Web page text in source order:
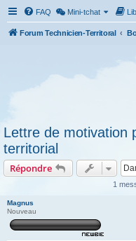
FAQ Mini-tchat
Forum Technicien-Territoral
Lettre de motivation
territorial
Répondre
1
Magnus
Nouveau